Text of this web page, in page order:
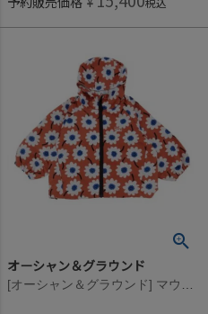
オーシャン＆グラウンド